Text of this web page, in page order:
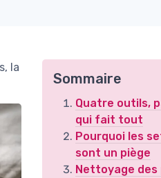
la
Sommaire
Quatre outils,
qui fait tout
Pourquoi les
sont un piège
Nettoyage des